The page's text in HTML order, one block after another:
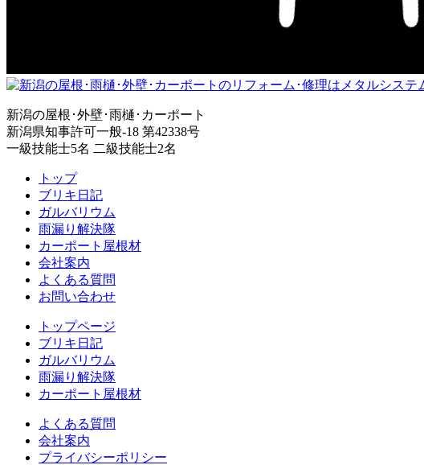
新潟の屋根･外壁･雨樋･カーポート
新潟県知事許可一般-18 第42338号
一級技能士5名 二級技能士2名
トップ
ブリキ日記
ガルバリウム
雨漏り解決隊
カーポート屋根材
会社案内
よくある質問
お問い合わせ
トップページ
ブリキ日記
ガルバリウム
雨漏り解決隊
カーポート屋根材
よくある質問
会社案内
プライバシーポリシー